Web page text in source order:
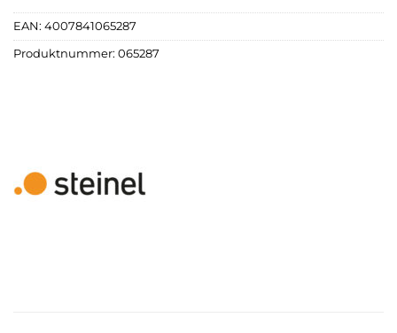
EAN: 4007841065287
Produktnummer: 065287